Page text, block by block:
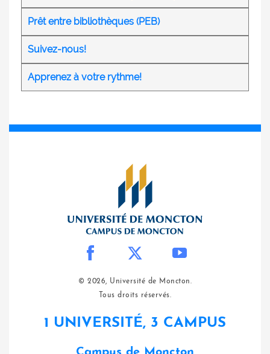
Prêt entre bibliothèques (PEB)
Suivez-nous!
Apprenez à votre rythme!
© 2026, Université de Moncton.
Tous droits réservés.
1 UNIVERSITÉ, 3 CAMPUS